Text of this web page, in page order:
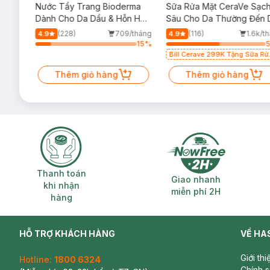
Nước Tẩy Trang Bioderma
Dành Cho Da Dầu & Hỗn Hợp
500ml
4.9 (228)
709/tháng
15%
Thêm giỏ hàng
Sữa Rửa Mặt CeraVe Sạch
Sâu Cho Da Thường Đến
Dầu 473ml
4.9 (116)
1.6k/
Bill Cerave 299K Tặng Sữa Rửa
Thêm giỏ hàng
Thanh toán khi nhận hàng
Thanh toán
khi nhận
hàng
Giao nhanh
Giao nhanh
miễn phí 2H
HỖ TRỢ KHÁCH HÀNG
Hotline: 1800 6324
VỀ
Giới